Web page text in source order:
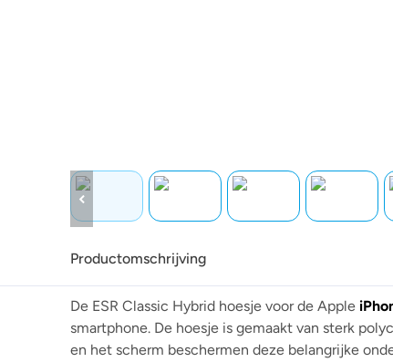
Productomschrijving
De ESR Classic Hybrid hoesje voor de Apple
smartphone. De hoesje is gemaakt van sterk
en het scherm beschermen deze belangrijke